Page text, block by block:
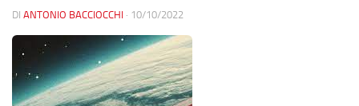
DI ANTONIO BACCIOCCHI · 10/10/2022